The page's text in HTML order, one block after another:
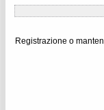
Registrazione o